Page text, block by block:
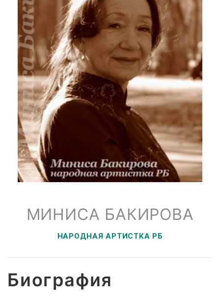
МИНИСА БАКИРОВА
НАРОДНАЯ АРТИСТКА РБ
Биография